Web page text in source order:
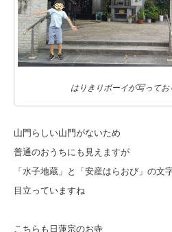
はりきりボーイが写って
山門らしい山門がないため
普通のおうちにも見えますが
「水子地蔵」と「安産はらおび」の文
目立っていますね
こちらも日蓮宗のお寺